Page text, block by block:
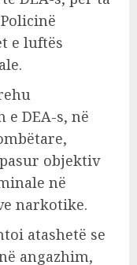
e luftës
DEA-s, në
objektiv
në
narkotike.
atashetë se
angazhim,